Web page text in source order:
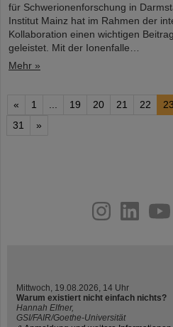
für Schwerionenforschung in
Institut Mainz hat im Rahmen der
Kollaboration einen wichtigen
geleistet. Mit der Ionenfalle…
Mehr »
« 1 19 20 21 22 23
31
»
youtube
helmholtz.social
facebook
Mittwoch, 19.08.2026, 14 Uhr
Warum existiert nicht einfach nichts?
Hannah Elfner,
GSI/FAIR/Goethe-Universität